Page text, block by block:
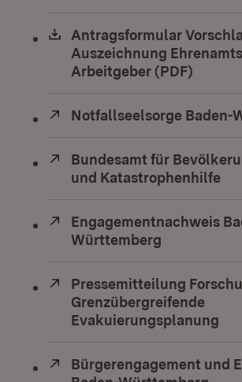
Download:
Antragsformular
Auszeichnung
Arbeitgeber (PDF)
Extern:
Notfallseelsorge Baden-
Extern:
Bundesamt für
und Katastrophenhilfe
Extern:
Engagementnachweis
Württemberg
Extern:
Pressemitteilung
Grenzübergreifende
Evakuierungsplanung
Extern:
Bürgerengagement und